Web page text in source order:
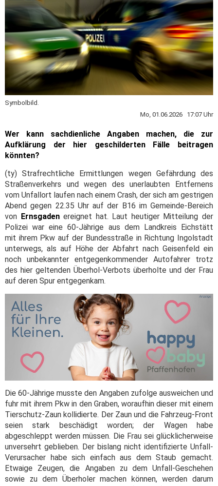
Symbolbild.
Mo, 01.06.2026 17:07 Uhr
Wer kann sachdienliche Angaben machen, die zur
Aufklärung der hier geschilderten Fälle beitragen
könnten?
(ty) Strafrechtliche Ermittlungen wegen Gefährdung des
Straßenverkehrs und wegen des unerlaubten Entfernens
vom Unfallort laufen nach einem Crash, der sich am gestrigen
Abend gegen 22.35 Uhr auf der B16 im Gemeinde-Bereich
von Ernsgadenereignet hat. Laut heutiger Mitteilung der
Polizei war eine 60-Jährige aus dem Landkreis Eichstätt
mit ihrem Pkw auf der Bundesstraße in Richtung Ingolstadt
unterwegs, als auf Höhe der Abfahrt nach Geisenfeld ein
noch unbekannter entgegenkommender Autofahrer trotz
des hier geltenden Überhol-Verbots überholte und der Frau
auf deren Spur entgegenkam.
Die 60-Jährige musste den Angaben zufolge ausweichen und
fuhr mit ihrem Pkw in den Graben, woraufhin dieser mit einem
Tierschutz-Zaun kollidierte. Der Zaun und die Fahrzeug-Front
seien stark beschädigt worden; der Wagen habe
abgeschleppt werden müssen. Die Frau sei glücklicherweise
unversehrt geblieben. Der bislang nicht identifizierte Unfall-
Verursacher habe sich einfach aus dem Staub gemacht.
Etwaige Zeugen, die Angaben zu dem Unfall-Geschehen
sowie zu dem Überholer machen können, werden darum